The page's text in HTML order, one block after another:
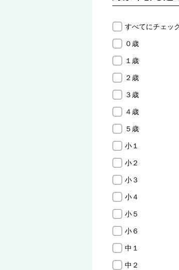
すべてにチェッ
０歳
１歳
２歳
３歳
４歳
５歳
小１
小２
小３
小４
小５
小６
中１
中２